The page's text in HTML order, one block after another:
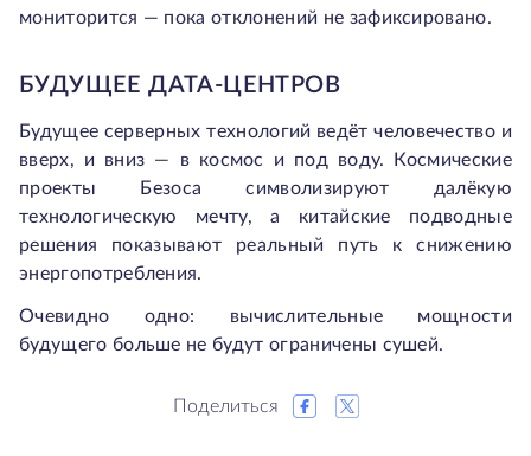
мониторится — пока отклонений не зафиксировано.
БУДУЩЕЕ ДАТА-ЦЕНТРОВ
Будущее серверных технологий ведёт человечество и
вверх, и вниз — в космос и под воду. Космические
проекты Безоса символизируют далёкую
технологическую мечту, а китайские подводные
решения показывают реальный путь к снижению
энергопотребления.
Очевидно одно: вычислительные мощности
будущего больше не будут ограничены сушей.
Поделиться